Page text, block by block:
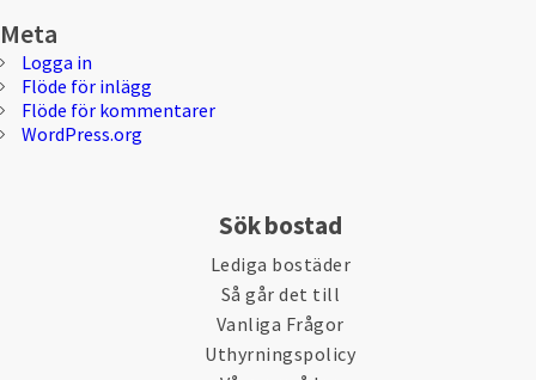
Meta
Logga in
Flöde för inlägg
Flöde för kommentarer
WordPress.org
Sök bostad
Lediga bostäder
Så går det till
Vanliga Frågor
Uthyrningspolicy